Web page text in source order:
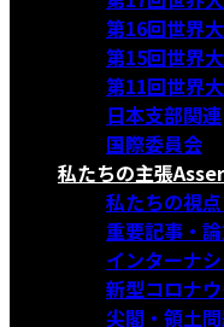
第16回世界
第15回世界
第11回世界
日本支部関連
国際委員会
私たちの主張
私たちの視
重要記事・
インターナ
新型コロナ
尖閣・領土